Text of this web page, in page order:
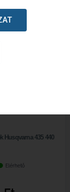
Husqvarna 435 440
Elérhető